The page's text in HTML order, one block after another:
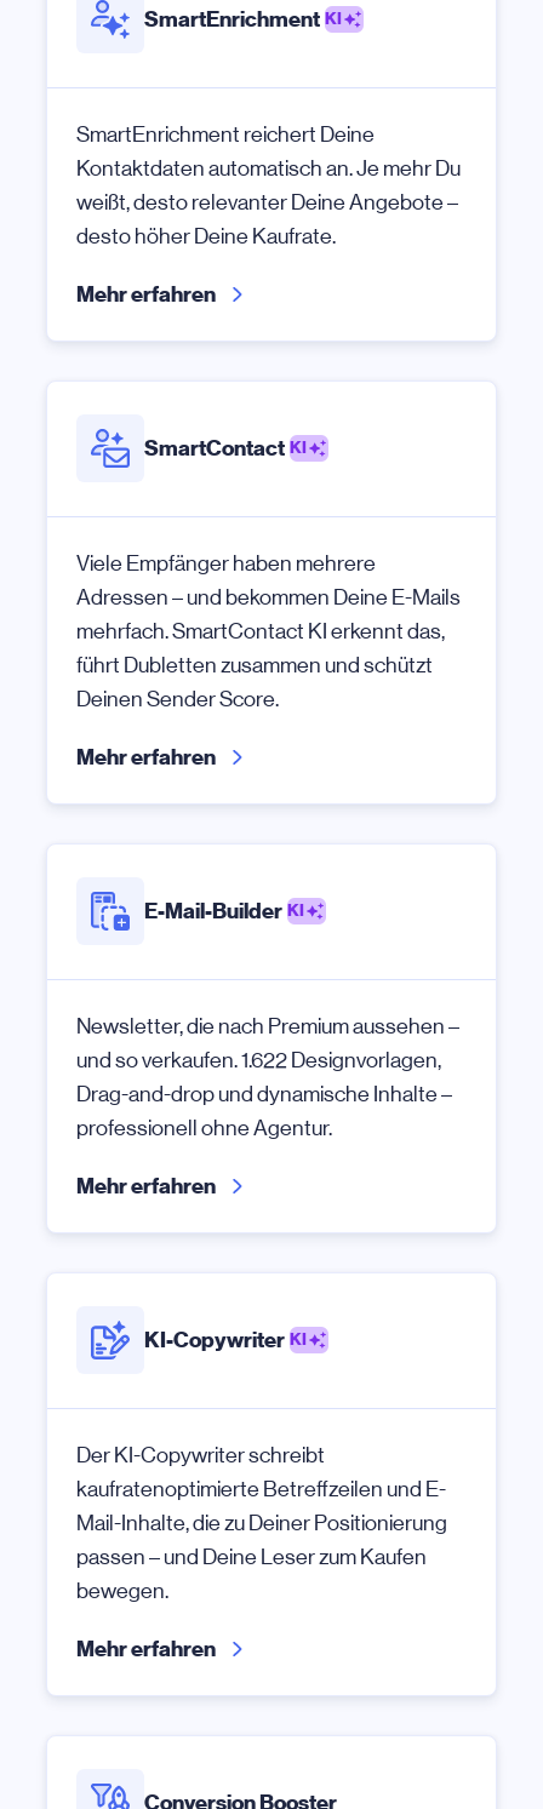
SmartEnrichment KI
SmartEnrichment reichert Deine
Kontaktdaten automatisch an. Je mehr Du
weißt, desto relevanter Deine Angebote –
desto höher Deine Kaufrate.
Mehr erfahren
SmartContact KI
Viele Empfänger haben mehrere
Adressen – und bekommen Deine E-Mails
mehrfach. SmartContact KI erkennt das,
führt Dubletten zusammen und schützt
Deinen Sender Score.
Mehr erfahren
E-Mail-Builder KI
Newsletter, die nach Premium aussehen –
und so verkaufen. 1.622 Designvorlagen,
Drag-and-drop und dynamische Inhalte –
professionell ohne Agentur.
Mehr erfahren
KI-Copywriter KI
Der KI-Copywriter schreibt
kaufratenoptimierte Betreffzeilen und E-
Mail-Inhalte, die zu Deiner Positionierung
passen – und Deine Leser zum Kaufen
bewegen.
Mehr erfahren
Conversion Booster